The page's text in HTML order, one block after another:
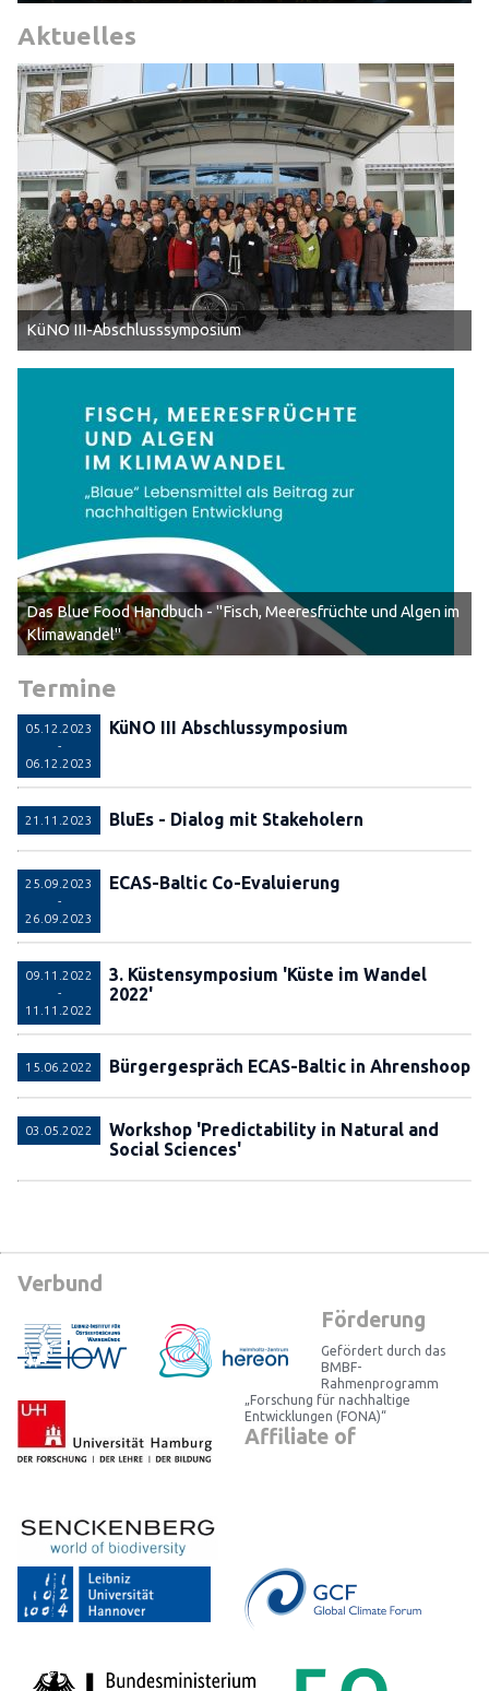
Aktuelles
KüNO III-Abschlusssymposium
Das Blue Food Handbuch - "Fisch, Meeresfrüchte und Algen im
Klimawandel"
Termine
05.12.2023
-
06.12.2023
KüNO III Abschlussymposium
21.11.2023 BluEs - Dialog mit Stakeholern
25.09.2023
-
26.09.2023
ECAS-Baltic Co-Evaluierung
09.11.2022
-
11.11.2022
3. Küstensymposium 'Küste im Wandel
2022'
15.06.2022 Bürgergespräch ECAS-Baltic in Ahrenshoop
03.05.2022
Workshop 'Predictability in Natural and
Social Sciences'
Verbund
Förderung
Gefördert durch das
BMBF-
Rahmenprogramm
„Forschung für nachhaltige
Entwicklungen (FONA)“
Affiliate of